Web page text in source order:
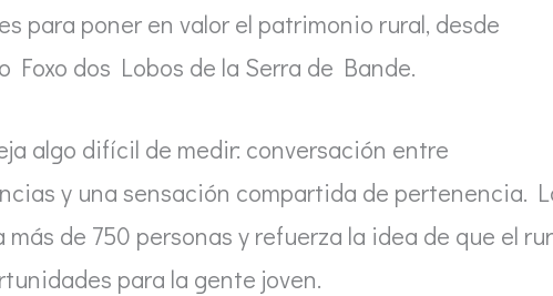
para poner en valor el patrimonio rural, desde
dos Lobos de la Serra de Bande.
algo difícil de medir: conversación entre
y una sensación compartida de pertenencia.
de 750 personas y refuerza la idea de que el
para la gente joven.